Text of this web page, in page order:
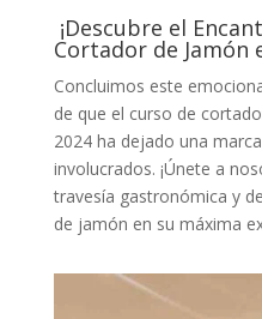
¡Descubre el
Cortador de Jamón
Concluimos este
de que el curso de
2024 ha dejado una
involucrados. ¡Únete a
travesía gastronómica y
de jamón en su máxima